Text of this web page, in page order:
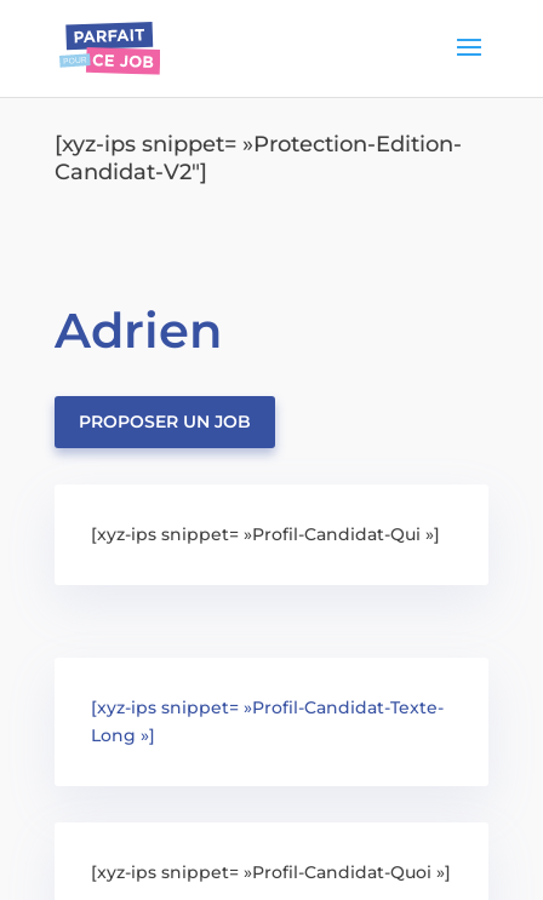
[xyz-ips snippet= »Protection-Edition-
Candidat-V2″]
Adrien
PROPOSER UN JOB
[xyz-ips snippet= »Profil-Candidat-Qui »]
[xyz-ips snippet= »Profil-Candidat-Texte-
Long »]
[xyz-ips snippet= »Profil-Candidat-Quoi »]